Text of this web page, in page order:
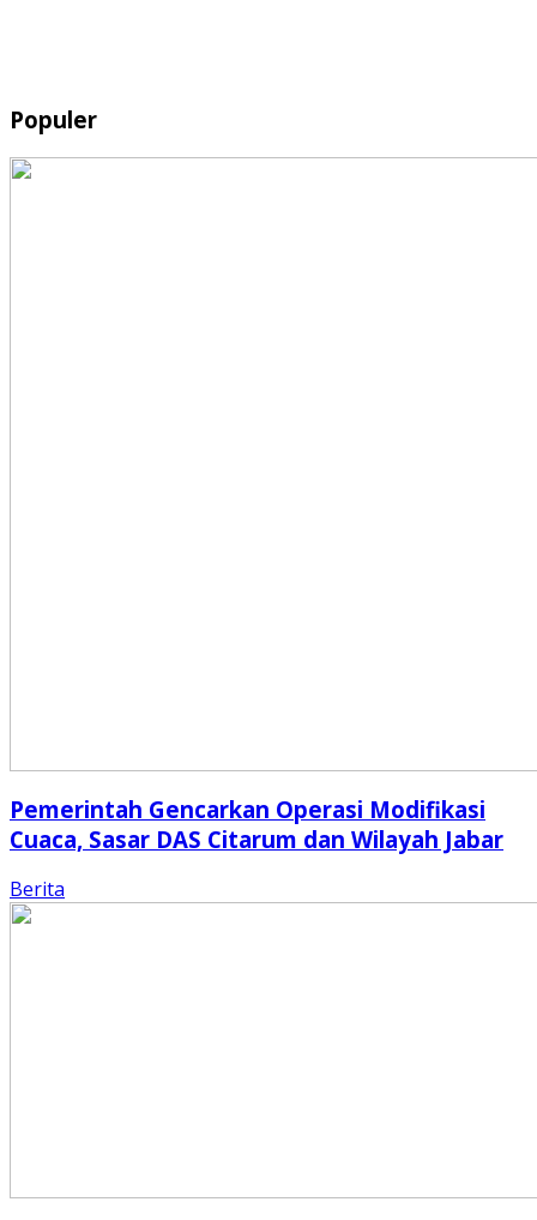
Populer
Pemerintah Gencarkan Operasi Modifikasi
Cuaca, Sasar DAS Citarum dan Wilayah Jabar
Berita